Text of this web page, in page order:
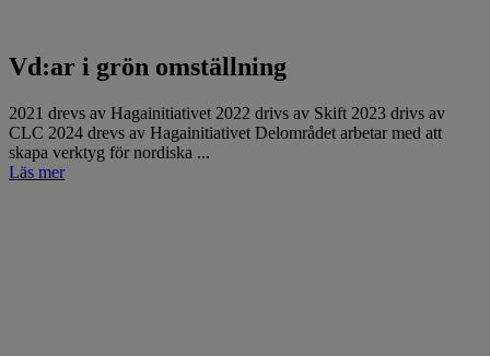
Vd:ar i grön omställning
2021 drevs av Hagainitiativet 2022 drivs av Skift 2023 drivs av
CLC 2024 drevs av Hagainitiativet Delområdet arbetar med att
skapa verktyg för nordiska ...
Läs mer